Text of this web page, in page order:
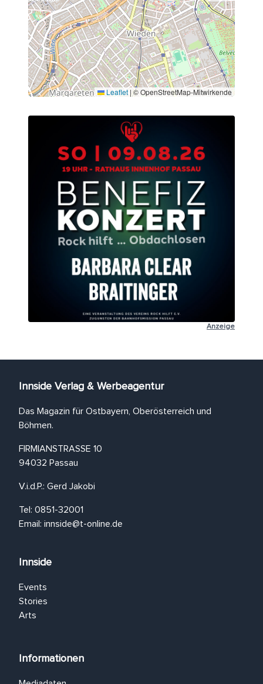
Leaflet | © OpenStreetMap-Mitwirkende
Anzeige
Innside Verlag & Werbeagentur
Das Magazin für Ostbayern, Oberösterreich und
Böhmen.
FIRMIANSTRASSE 10
94032 Passau
V.i.d.P.: Gerd Jakobi
Tel: 0851-32001
Email: innside@t-online.de
Innside
Events
Stories
Arts
Informationen